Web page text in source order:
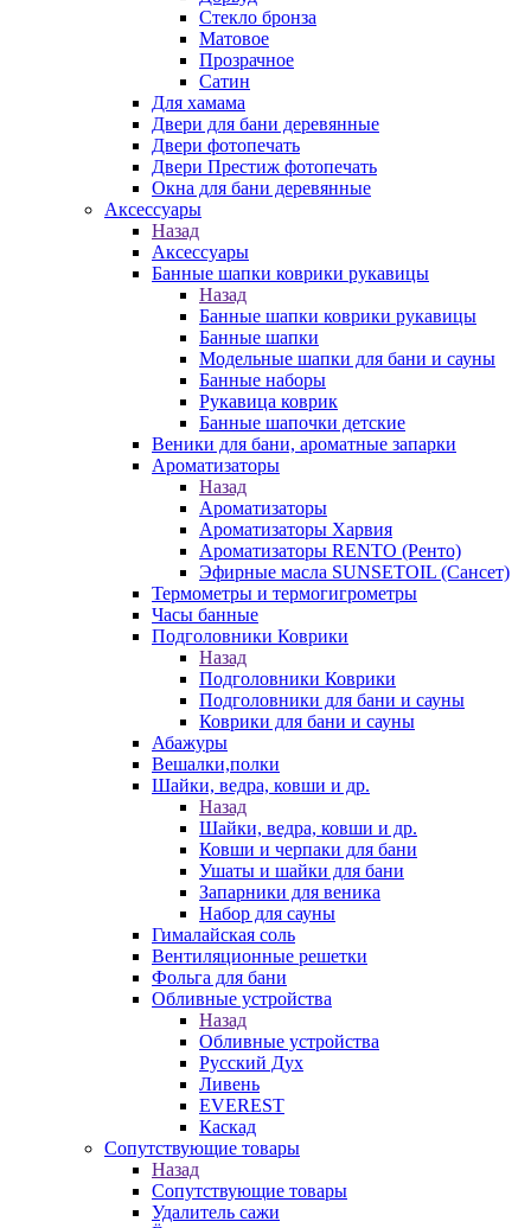
Стекло бронза
Матовое
Прозрачное
Сатин
Для хамама
Двери для бани деревянные
Двери фотопечать
Двери Престиж фотопечать
Окна для бани деревянные
Аксессуары
Назад
Аксессуары
Банные шапки коврики рукавицы
Назад
Банные шапки коврики рукавицы
Банные шапки
Модельные шапки для бани и сауны
Банные наборы
Рукавица коврик
Банные шапочки детские
Веники для бани, ароматные запарки
Ароматизаторы
Назад
Ароматизаторы
Ароматизаторы Харвия
Ароматизаторы RENTO (Ренто)
Эфирные масла SUNSETOIL (Сансет)
Термометры и термогигрометры
Часы банные
Подголовники Коврики
Назад
Подголовники Коврики
Подголовники для бани и сауны
Коврики для бани и сауны
Абажуры
Вешалки,полки
Шайки, ведра, ковши и др.
Назад
Шайки, ведра, ковши и др.
Ковши и черпаки для бани
Ушаты и шайки для бани
Запарники для веника
Набор для сауны
Гималайская соль
Вентиляционные решетки
Фольга для бани
Обливные устройства
Назад
Обливные устройства
Русский Дух
Ливень
EVEREST
Каскад
Сопутствующие товары
Назад
Сопутствующие товары
Удалитель сажи